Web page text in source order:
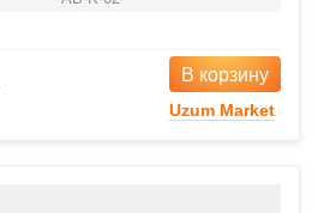
В корзину
Uzum Market